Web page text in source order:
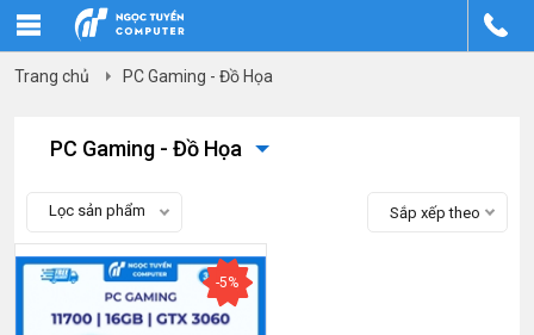
Trang chủ PC Gaming - Đồ Họa
PC Gaming - Đồ Họa
Lọc sản phẩm Sắp xếp theo
-5%